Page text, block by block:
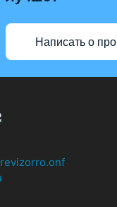
Написать о